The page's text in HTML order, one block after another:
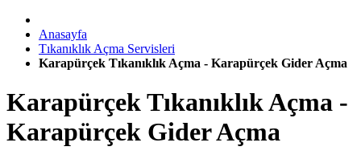
Anasayfa
Tıkanıklık Açma Servisleri
Karapürçek Tıkanıklık Açma - Karapürçek Gider Açma
Karapürçek Tıkanıklık Açma -
Karapürçek Gider Açma